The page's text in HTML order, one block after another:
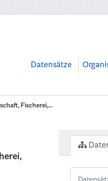
Datensätze
Fischerei,...